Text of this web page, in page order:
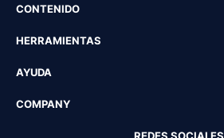
CONTENIDO
HERRAMIENTAS
AYUDA
COMPANY